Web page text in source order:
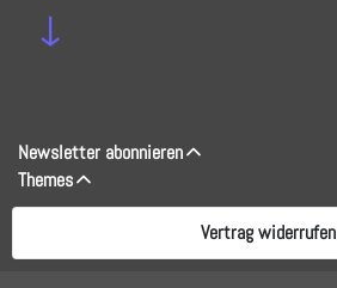
↓
Newsletter abonnieren
Themes
Vertrag widerrufen